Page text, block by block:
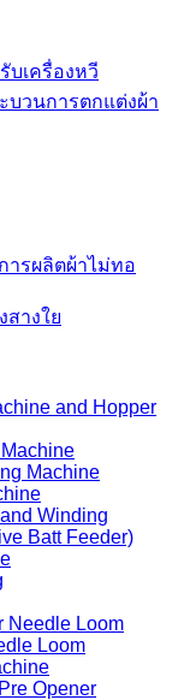
บเครื่องหวี
บวนการตกแต่งผ้า
ารผลิตผ้าไม่ทอ
างใย
and Hopper
Machine
Winding
Batt Feeder)
Needle Loom
Loom
Opener